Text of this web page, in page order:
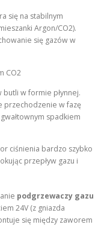
się na stabilnym
Argon/CO2).
się gazów w
CO2
butli w formie płynnej.
przechodzenie w fazę
spadkiem
ciśnienia bardzo szybko
przepływ gazu i
podgrzewaczy gazu
24V (z gniazda
się między zaworem